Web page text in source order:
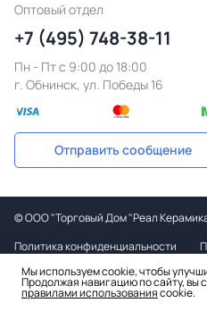
Оптовый отдел
+7 (495) 748-38-11
Пн - Пт c 9:00 до 18:00
г. Обнинск, ул. Победы 16
Отправить сообщение
©ООО "Торговый Дом "Реал
Политика конфиденциальности
Дизайн
и вёрстка
Мы используем cookie, чтобы
Продолжая навигацию по сайту, вы
правилами использованияcookie.